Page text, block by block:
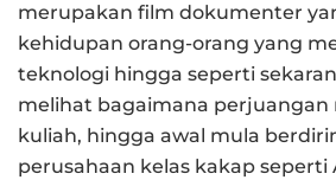
merupakan film dokumenter
kehidupan orang-orang yang
teknologi hingga seperti
melihat bagaimana perjuangan
kuliah, hingga awal mula
perusahaan kelas kakap seperti